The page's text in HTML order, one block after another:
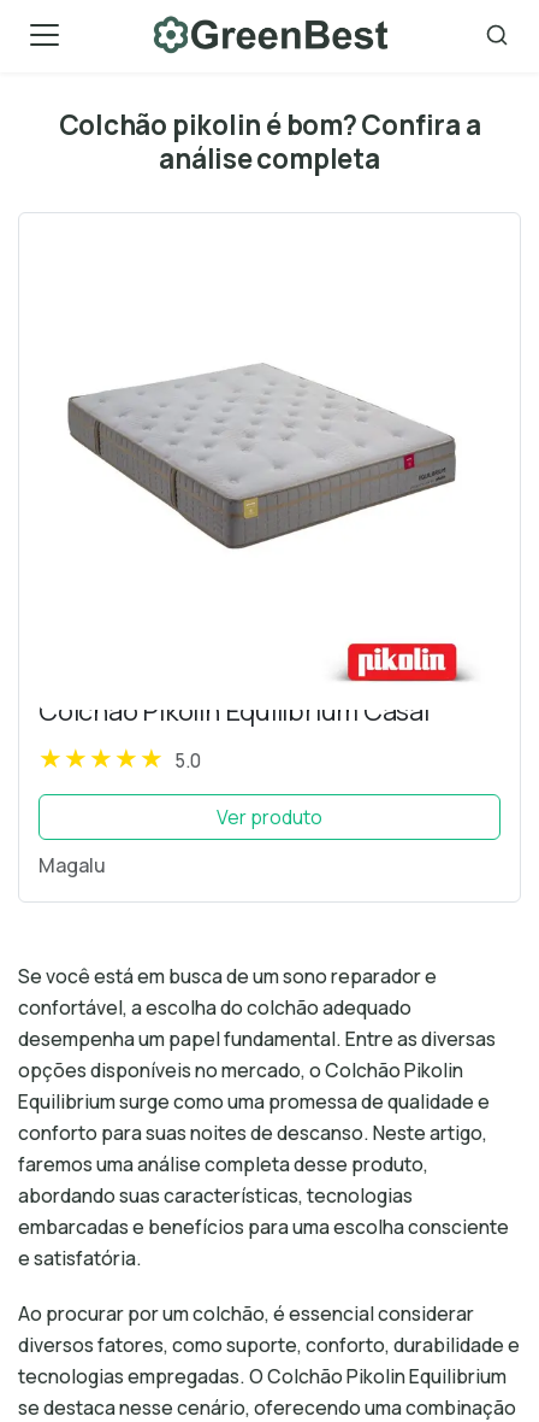
Colchão pikolin é bom? Confira a
análise completa
Colchão Pikolin Equilibrium Casal
5.0
Ver produto
Magalu
Se você está em busca de um sono reparador e
confortável, a escolha do colchão adequado
desempenha um papel fundamental. Entre as diversas
opções disponíveis no mercado, o Colchão Pikolin
Equilibrium surge como uma promessa de qualidade e
conforto para suas noites de descanso. Neste artigo,
faremos uma análise completa desse produto,
abordando suas características, tecnologias
embarcadas e benefícios para uma escolha consciente
e satisfatória.
Ao procurar por um colchão, é essencial considerar
diversos fatores, como suporte, conforto, durabilidade e
tecnologias empregadas. O Colchão Pikolin Equilibrium
se destaca nesse cenário, oferecendo uma combinação